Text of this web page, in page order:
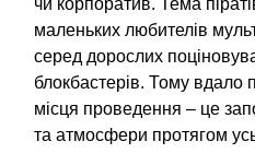
чи корпоратив. Тема
маленьких любителів
серед дорослих
блокбастерів. Тому вдало
місця проведення – це
та атмосфери протягом